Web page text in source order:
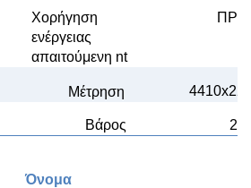
Χορήγηση
ενέργειας
απαιτούμενη nt
Μέτρηση
Βάρος
Όνομα